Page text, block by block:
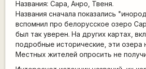
Названия: Сара, Анро, Твеня.
Названия сначала показались
вспомнил про белорусское озеро
был так уверен. На других картах,
подробные исторические, эти озера
Местных жителей опросить не